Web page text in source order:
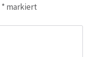
* markiert